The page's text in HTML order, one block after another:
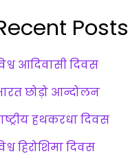
Posts
आदिवासी दिवस
छोड़ो आन्दोलन
हथकरधा दिवस
हिरोशिमा दिवस